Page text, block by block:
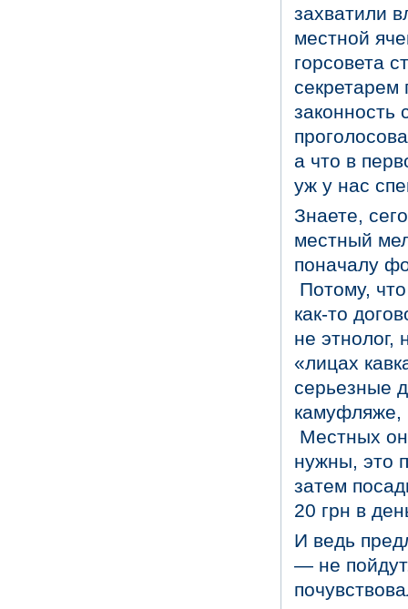
захватили
местной
горсовета
законность
а что в
уж у нас
Знаете,
местный
поначалу
Потому,
как-то
не этнолог,
«лицах
серьезные
камуфляже,
Местных
нужны, это
затем
20 грн в
И ведь
— не